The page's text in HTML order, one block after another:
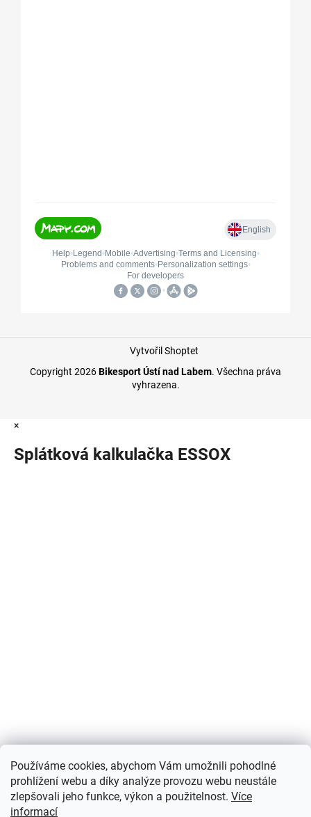
Používáme cookies, abychom Vám umožnili pohodlné
prohlížení webu a díky analýze provozu webu neustále
zlepšovali jeho funkce, výkon a použitelnost. Více
informací
Vytvořil Shoptet
Copyright 2026Bikesport Ústí nad Labem. Všechna práva
vyhrazena.
×
Splátková kalkulačka ESSOX